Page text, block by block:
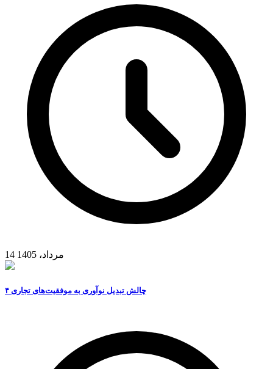
14 مرداد، 1405
۴ چالش تبدیل نوآوری به موفقیت‌های تجاری